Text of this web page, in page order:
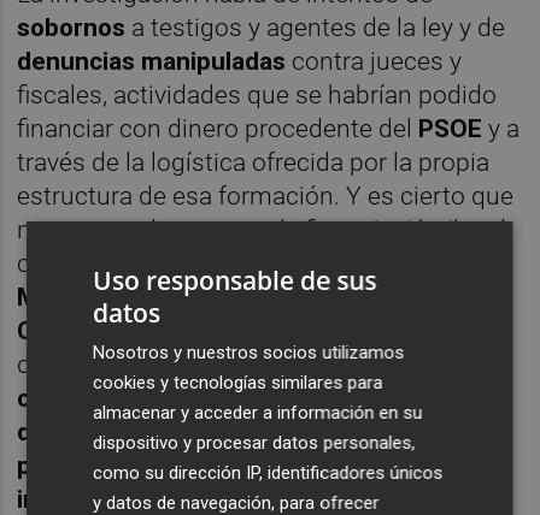
sobornos a testigos y agentes de la ley y de
denuncias manipuladas contra jueces y
fiscales, actividades que se habrían podido
financiar con dinero procedente del PSOE y a
través de la logística ofrecida por la propia
estructura de esa formación. Y es cierto que
no se trata de un caso de financiación ilegal,
como defendieron inmediatamente
Moncloay hasta los escaños socialistas del
Congreso. Pero sí se trata de posibles
delitos como organización criminal
cohecho,revelación de secretos
documental, tráfico de influencias
prevaricaciónyactuaciones contra las
instituciones del Estado. No es financiación
Uso responsable de sus
datos
Nosotros y nuestros socios utilizamos
cookies y tecnologías similares para
almacenar y acceder a información en su
dispositivo y procesar datos personales,
como su dirección IP, identificadores únicos
y datos de navegación, para ofrecer